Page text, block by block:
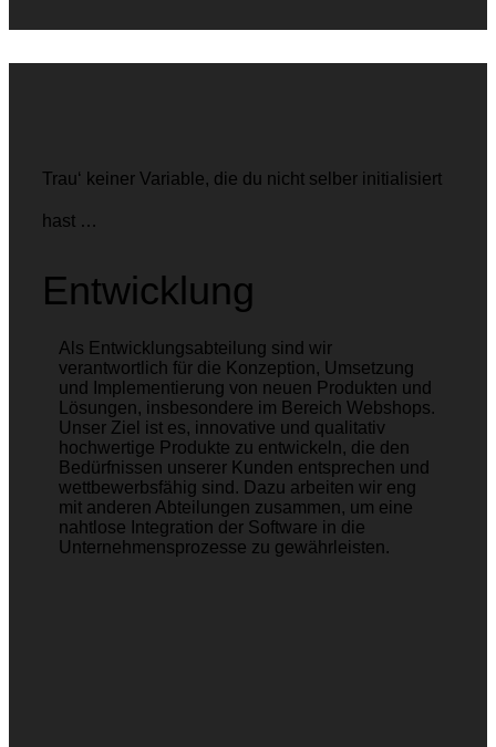
Trau‘ keiner Variable, die du nicht selber initialisiert
hast …
Entwicklung
Als Entwicklungsabteilung sind wir
verantwortlich für die Konzeption, Umsetzung
und Implementierung von neuen Produkten und
Lösungen, insbesondere im Bereich Webshops.
Unser Ziel ist es, innovative und qualitativ
hochwertige Produkte zu entwickeln, die den
Bedürfnissen unserer Kunden entsprechen und
wettbewerbsfähig sind. Dazu arbeiten wir eng
mit anderen Abteilungen zusammen, um eine
nahtlose Integration der Software in die
Unternehmensprozesse zu gewährleisten.